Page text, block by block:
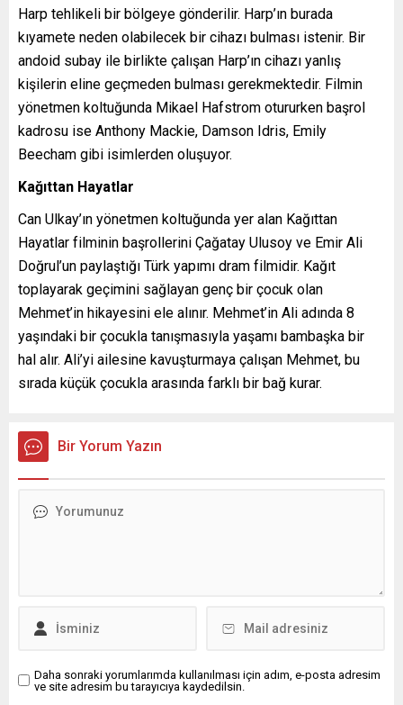
Harp tehlikeli bir bölgeye gönderilir. Harp’ın burada
kıyamete neden olabilecek bir cihazı bulması istenir. Bir
andoid subay ile birlikte çalışan Harp’ın cihazı yanlış
kişilerin eline geçmeden bulması gerekmektedir. Filmin
yönetmen koltuğunda Mikael Hafstrom otururken başrol
kadrosu ise Anthony Mackie, Damson Idris, Emily
Beecham gibi isimlerden oluşuyor.
Kağıttan Hayatlar
Can Ulkay’ın yönetmen koltuğunda yer alan Kağıttan
Hayatlar filminin başrollerini Çağatay Ulusoy ve Emir Ali
Doğrul’un paylaştığı Türk yapımı dram filmidir. Kağıt
toplayarak geçimini sağlayan genç bir çocuk olan
Mehmet’in hikayesini ele alınır. Mehmet’in Ali adında 8
yaşındaki bir çocukla tanışmasıyla yaşamı bambaşka bir
hal alır. Ali’yi ailesine kavuşturmaya çalışan Mehmet, bu
sırada küçük çocukla arasında farklı bir bağ kurar.
Bir Yorum Yazın
Daha sonraki yorumlarımda kullanılması için adım, e-posta adresim
ve site adresim bu tarayıcıya kaydedilsin.